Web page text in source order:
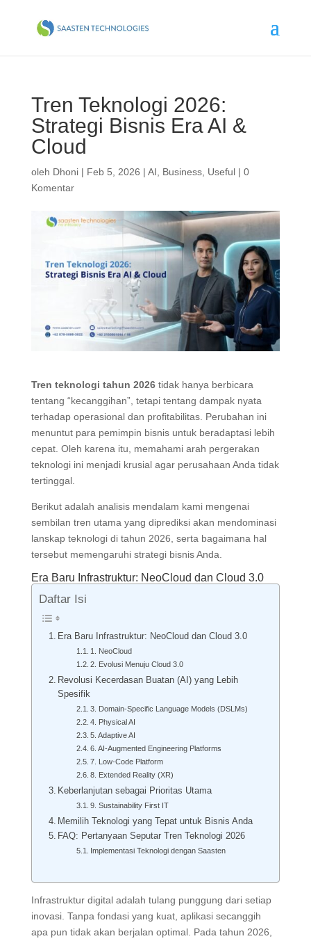
Tren Teknologi 2026:
Strategi Bisnis Era AI &
Cloud
oleh Dhoni| Feb 5, 2026 | AI Business, Useful| 0
Komentar
Tren teknologi tahun 2026tidak hanya berbicara
tentang “kecanggihan”, tetapi tentang dampak nyata
terhadap operasional dan profitabilitas. Perubahan ini
menuntut para pemimpin bisnis untuk beradaptasi lebih
cepat. Oleh karena itu, memahami arah pergerakan
teknologi ini menjadi krusial agar perusahaan Anda tidak
tertinggal.
Berikut adalah analisis mendalam kami mengenai
sembilan tren utama yang diprediksi akan mendominasi
lanskap teknologi di tahun 2026, serta bagaimana hal
tersebut memengaruhi strategi bisnis Anda.
Era Baru Infrastruktur: NeoCloud dan Cloud 3.0
Daftar Isi
Era Baru Infrastruktur: NeoCloud dan Cloud 3.0
1. NeoCloud
2. Evolusi Menuju Cloud 3.0
Revolusi Kecerdasan Buatan (AI) yang Lebih
Spesifik
3. Domain-Specific Language Models (DSLMs)
4. Physical AI
5. Adaptive AI
6. AI-Augmented Engineering Platforms
7. Low-Code Platform
8. Extended Reality (XR)
Keberlanjutan sebagai Prioritas Utama
9. Sustainability First IT
Memilih Teknologi yang Tepat untuk Bisnis Anda
FAQ: Pertanyaan Seputar Tren Teknologi 2026
Implementasi Teknologi dengan Saasten
Infrastruktur digital adalah tulang punggung dari setiap
inovasi. Tanpa fondasi yang kuat, aplikasi secanggih
apa pun tidak akan berjalan optimal. Pada tahun 2026,